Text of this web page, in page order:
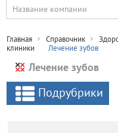
Главная Справочник
клиники
Лечение зубов
Лечение зубов
Подрубрики